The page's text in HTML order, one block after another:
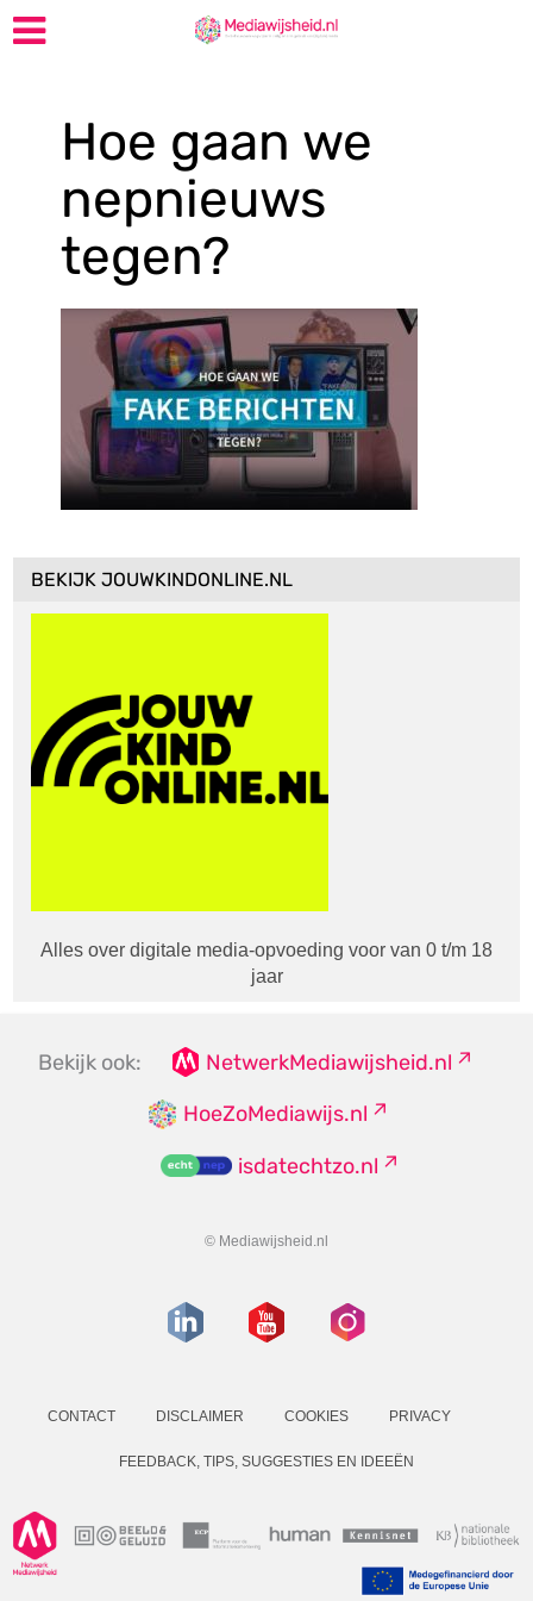
Hoe gaan we
nepnieuws
tegen?
BEKIJK JOUWKINDONLINE.NL
Alles over digitale media-opvoeding voor van 0 t/m 18
jaar
Bekijk ook:
NetwerkMediawijsheid.nl
HoeZoMediawijs.nl
isdatechtzo.nl
© Mediawijsheid.nl
CONTACT DISCLAIMER COOKIES PRIVACY
FEEDBACK, TIPS, SUGGESTIES EN IDEEËN